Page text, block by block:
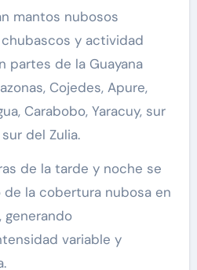
mantos nubosos
y actividad
partes de la Guayana
Cojedes, Apure,
Carabobo, Yaracuy, sur
del Zulia.
de la tarde y noche se
la cobertura nubosa en
generando
variable y